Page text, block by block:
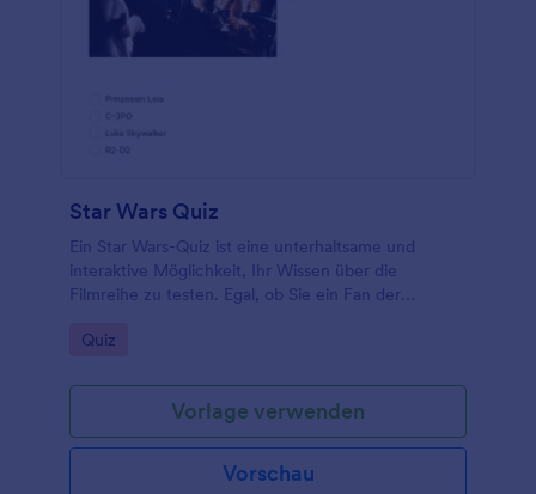
Star Wars Quiz
Ein Star Wars-Quiz ist eine unterhaltsame und
interaktive Möglichkeit, Ihr Wissen über die
Filmreihe zu testen. Egal, ob Sie ein Fan der
gibt immer etwas zu lernen.
Go to Category:
Quiz
Vorlage verwenden
Vorschau